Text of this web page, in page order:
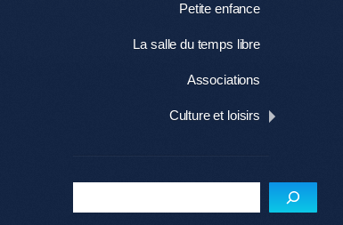
Petite enfance
La salle du temps libre
Associations
Culture et loisirs